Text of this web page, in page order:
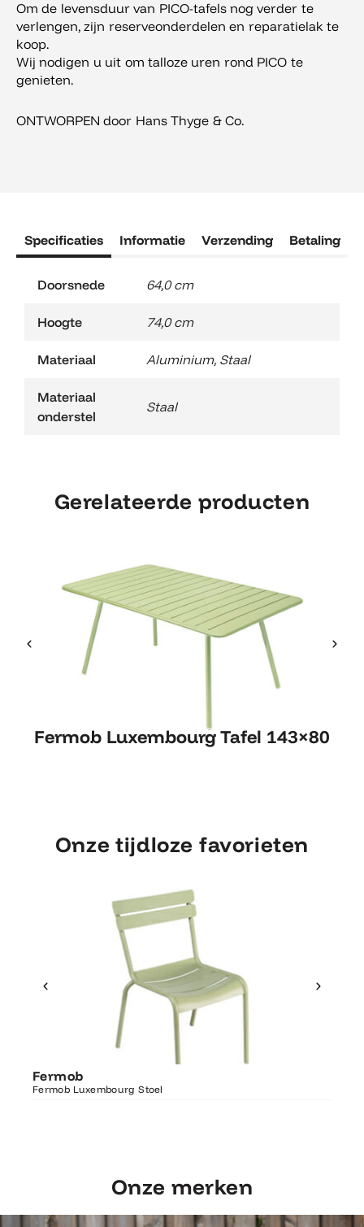
Om de levensduur van PICO-tafels nog verder te
verlengen, zijn reserveonderdelen en reparatielak te
koop.
Wij nodigen u uit om talloze uren rond PICO te
genieten.
ONTWORPEN door Hans Thyge & Co.
Specificaties Informatie Verzending Betaling
Doorsnede 64,0 cm
Hoogte 74,0 cm
Materiaal Aluminium, Staal
Materiaal
onderstel
Staal
Gerelateerde producten
Fermob Luxembourg Tafel 143×80
Fermob Luxembourg Tafel
143×80
Onze tijdloze favorieten
Fermob
Fermob Luxembourg Stoel
Ontdek Fermob
Luxembourg Stoel
Onze merken